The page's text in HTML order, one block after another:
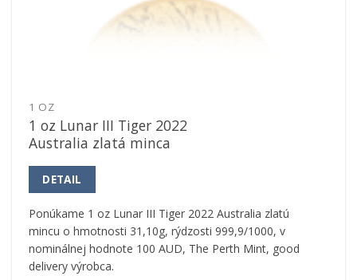
1 OZ
1 oz Lunar III Tiger 2022
Australia zlatá minca
DETAIL
Ponúkame 1 oz Lunar III Tiger 2022 Australia zlatú
mincu o hmotnosti 31,10g, rýdzosti 999,9/1000, v
nominálnej hodnote 100 AUD, The Perth Mint, good
delivery výrobca.